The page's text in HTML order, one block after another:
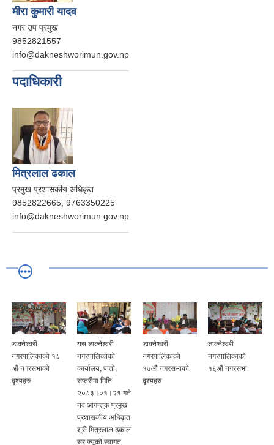
मीरा कुमारी यादव
नगर उप प्रमुख
9852821557
info@dakneshworimun.gov.np
पदाधिकारी
मित्रलाल ढकाल
प्रमुख प्रशासकीय अधिकृत
9852822665, 9763350225
info@dakneshworimun.gov.np
डाक्नेश्वरी
नगरपालिकाको १८
औं नगरसभाको
दृश्यहरु
यस डाक्नेश्वरी
नगरपालिकाको
कार्यालय, पातो,
सप्तरीमा मिति
२०८३।०१।२१ गते
नव आगन्तुक प्रमुख
प्रशासकीय अधिकृत
श्री मित्रलाल ढकाल
सर ज्यूको स्वागत
डाक्नेश्वरी
नगरपालिकाको
१७औं नगरसभाको
दृश्यहरु
डाक्नेश्वरी
नगरपालिकाको
१६औं नगरसभा